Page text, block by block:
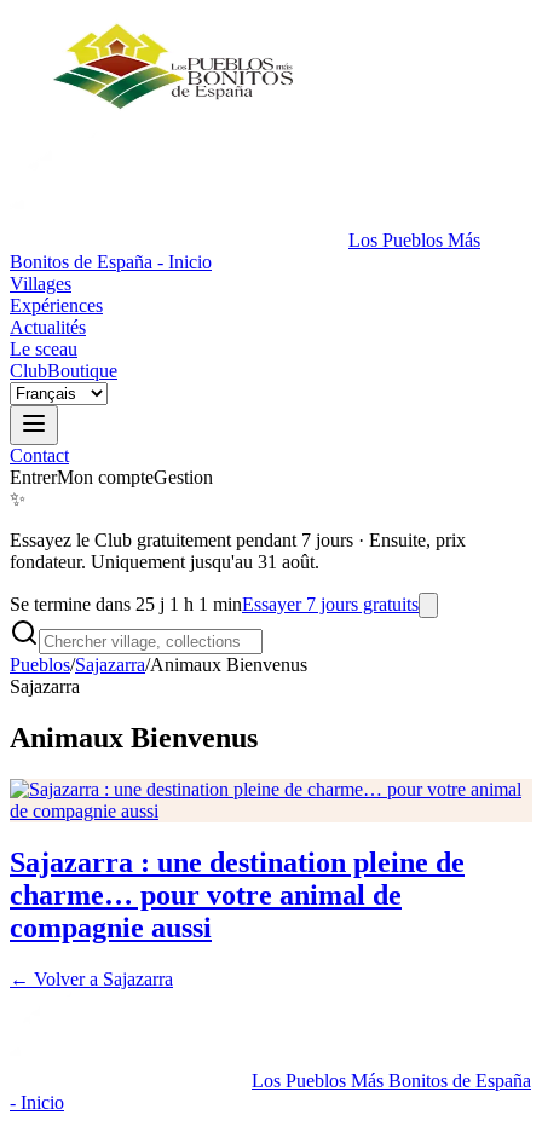
Los Pueblos Más
Bonitos de España - Inicio
Villages
Expériences
Actualités
Le sceau
ClubBoutique
Contact
EntrerMon compteGestion
✨
Essayez le Club gratuitement pendant 7 jours · Ensuite, prix
fondateur. Uniquement jusqu'au 31 août.
Se termine dans 25 j 1 h 1 minEssayer 7 jours gratuits
Pueblos/Sajazarra/Animaux Bienvenus
Sajazarra
Animaux Bienvenus
Sajazarra : une destination pleine de
charme… pour votre animal de
compagnie aussi
← Volver a Sajazarra
Los Pueblos Más Bonitos de España
- Inicio